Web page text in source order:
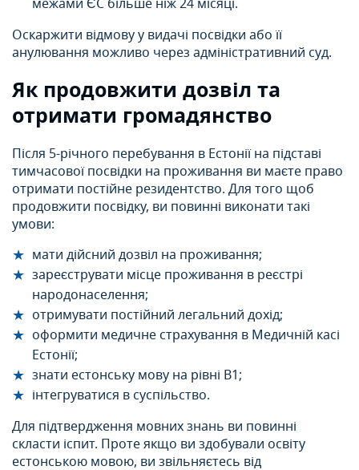
межами ЄС більше ніж 24 місяці.
Оскаржити відмову у видачі посвідки або її
анулювання можливо через адміністративний суд.
Як продовжити дозвіл та
отримати громадянство
Після 5-річного перебування в Естонії на підставі
тимчасової посвідки на проживання ви маєте право
отримати постійне резидентство. Для того щоб
продовжити посвідку, ви повинні виконати такі
умови:
мати дійсний дозвіл на проживання;
зареєструвати місце проживання в реєстрі
народонаселення;
отримувати постійний легальний дохід;
оформити медичне страхування в Медичній касі
Естонії;
знати естонську мову на рівні В1;
інтегруватися в суспільство.
Для підтвердження мовних знань ви повинні
скласти іспит. Проте якщо ви здобували освіту
естонською мовою, ви звільняєтесь від